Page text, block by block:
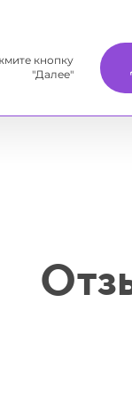
кнопку
"Далее"
данных